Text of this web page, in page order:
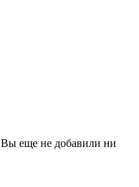
Вы еще не добавили ни